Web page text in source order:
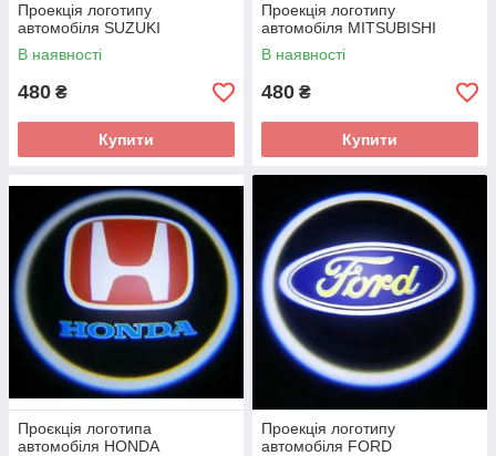
Проекція логотипу
автомобіля SUZUKI
В наявності
480 ₴
Купити
Проекція логотипу
автомобіля MITSUBISHI
В наявності
480 ₴
Купити
Проєкція логотипа
автомобіля HONDA
Проекція логотипу
автомобіля FORD